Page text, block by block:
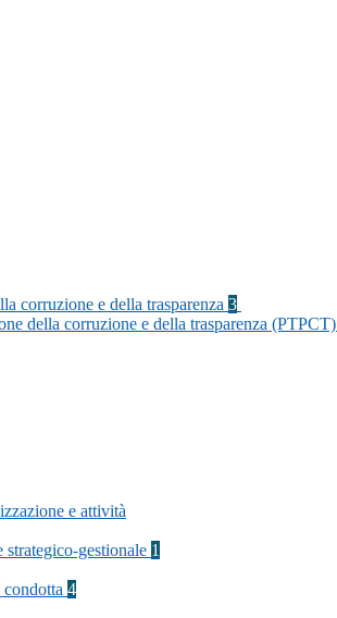
corruzione e della trasparenza 3
della corruzione e della trasparenza (PTPCT)
e attività
gestionale 1
4